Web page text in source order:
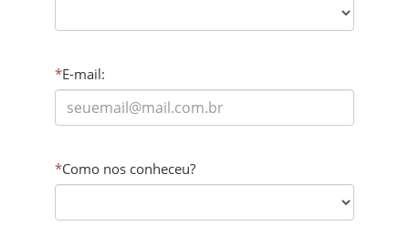
*E-mail:
*Como nos conheceu?